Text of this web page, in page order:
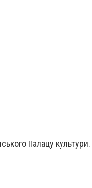
Палацу культури.